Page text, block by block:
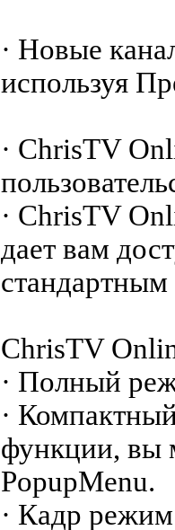
· Новые
используя
· ChrisTV
· ChrisTV
дает вам
ChrisTV
· Полный
·
функции, вы
PopupMenu.
· Кадр